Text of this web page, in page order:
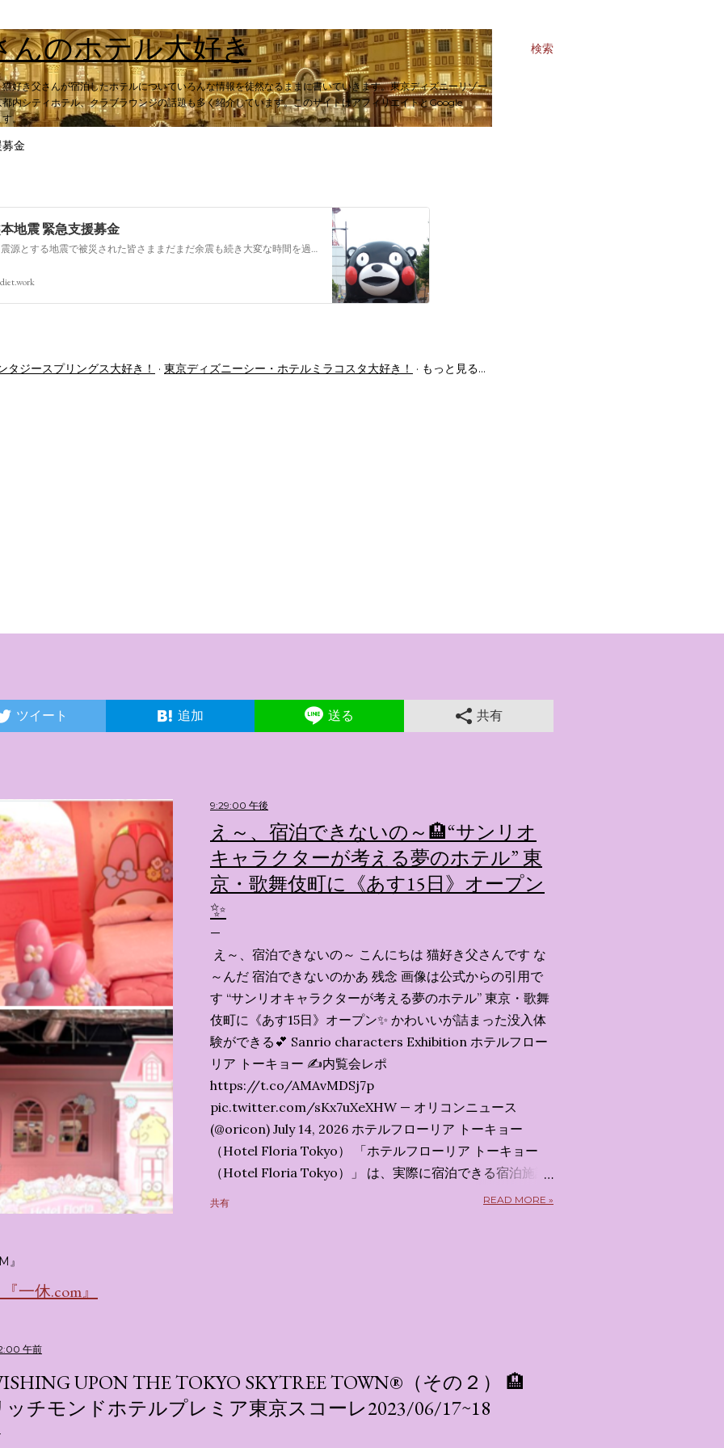
検索
んのホテル大好き
好き父さんが宿泊したホテルについていろんな情報を徒然なるままに書いていきます。東京ディズニーリゾー
内シティホテル、クラブラウンジの話題も多く紹介しています。このサイトはアフィリエイトとGoogle
す。
金
地震 緊急支援募金
今回の熊本を震源とする地震で被災された皆さままだまだ余震も続き大変な時間を過ごされていると思います。心よりお見舞い申し上げます
タジースプリングス大好き！ 東京ディズニーシー・ホテルミラコスタ大好き！ もっと見る…
ツイート 追加 送る 共有
9:29:00 午後
え～、宿泊できないの～🏨“サンリオ
キャラクターが考える夢のホテル” 東
京・歌舞伎町に《あす15日》オープン
✨️
え～、宿泊できないの～ こんにちは 猫好き父さんです な
～んだ 宿泊できないのかあ 残念 画像は公式からの引用で
す “サンリオキャラクターが考える夢のホテル” 東京・歌舞
伎町に《あす15日》オープン✨️ かわいいが詰まった没入体
験ができる💕 Sanrio characters Exhibition ホテルフロー
リア トーキョー ✍️内覧会レポ
https://t.co/AMAvMDSj7p
pic.twitter.com/sKx7uXeXHW — オリコンニュース
(@oricon) July 14, 2026 ホテルフローリア トーキョー
（Hotel Floria Tokyo） 「ホテルフローリア トーキョー
（Hotel Floria Tokyo）」 は、実際に宿泊できる宿泊施設
ではなく、2026年7月15日から東京・新宿でスタートする
キャラが考える夢のホテル」 デジタルメディア技術で世界
的に知られるクリエイティブプロダクション「d'strict」が
手掛けており、五感を刺激する美しいデジタルアートとス
共有 READ MORE »
』
一休.com』
午前
UPON THE TOKYO SKYTREE TOWN®（その２） 🏨
ッチモンドホテルプレミア東京スコーレ2023/06/17~18